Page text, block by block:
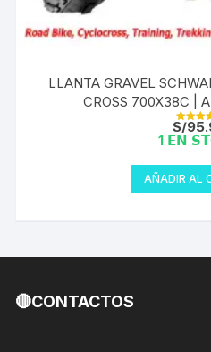
LLANTA GRAVEL
CROSS 700X38C |
Valorado
5.00
de 5
S/
1 𝗘𝗡
AÑADIR AL
🔴CONTACTOS